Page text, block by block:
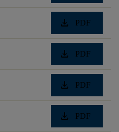
download PDF
download PDF
download PDF
download PDF